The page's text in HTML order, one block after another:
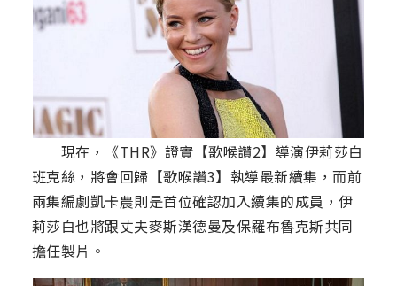
現在，《THR》證實【歌喉讚2】導演伊莉莎白
班克絲，將會回歸【歌喉讚3】執導最新續集，而前
兩集編劇凱卡農則是首位確認加入續集的成員，伊
莉莎白也將跟丈夫麥斯漢德曼及保羅布魯克斯共同
擔任製片。